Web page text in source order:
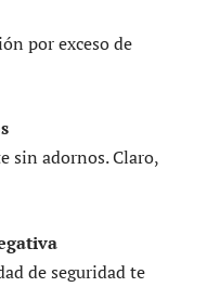
por exceso de
sin adornos. Claro,
de seguridad te